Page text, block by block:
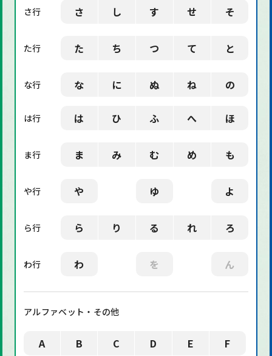
さ行 さ し す せ そ
た行 た ち つ て と
な行 な に ぬ ね の
は行 は ひ ふ へ ほ
ま行 ま み む め も
や行 や ゆ よ
ら行 ら り る れ ろ
わ行 わ を ん
アルファベット・その他
A B C D E
F